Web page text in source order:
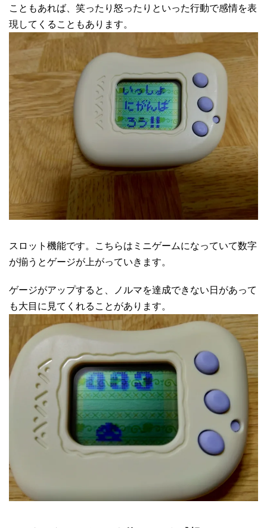
こともあれば、笑ったり怒ったりといった行動で感情を表
現してくることもあります。
スロット機能です。こちらはミニゲームになっていて数字
が揃うとゲージが上がっていきます。
ゲージがアップすると、ノルマを達成できない日があって
も大目に見てくれることがあります。